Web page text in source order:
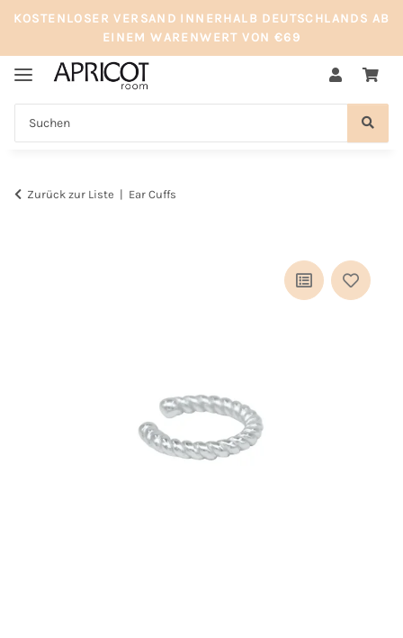
KOSTENLOSER VERSAND INNERHALB DEUTSCHLANDS AB
EINEM WARENWERT VON €69
Zurück zur Liste Ear Cuffs